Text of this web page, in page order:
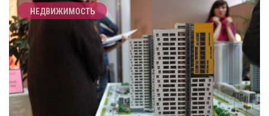
НЕДВИЖИМОСТЬ